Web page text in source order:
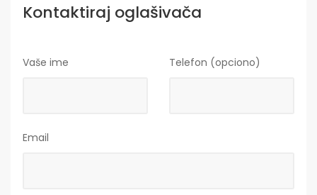
Kontaktiraj oglašivača
Vaše ime Telefon (opciono)
Email